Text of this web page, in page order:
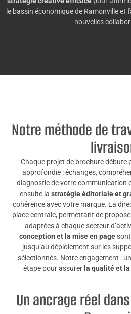
le bassin économique de Ramonville et
nouvelles
Notre méthode de
Chaque projet de brochure débute
approfondie : échanges,
diagnostic de votre communication
ensuite la stratégie éditoriale et
cohérence avec votre marque. La
place centrale, permettant de
adaptées à chaque secteur
conception et la mise en page
jusqu’au déploiement sur les
sélectionnés. Notre engagement :
étape pour assurer la qualité et
Un ancrage réel